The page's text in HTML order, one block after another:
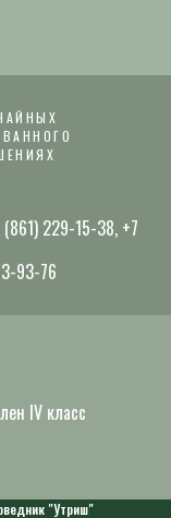
229-15-38, +7
93-76
IV класс
"Утриш"